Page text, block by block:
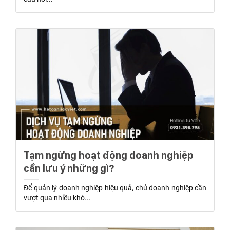
Tạm ngừng hoạt động doanh nghiệp
cần lưu ý những gì?
Để quản lý doanh nghiệp hiệu quả, chủ doanh nghiệp cần
vượt qua nhiều khó...